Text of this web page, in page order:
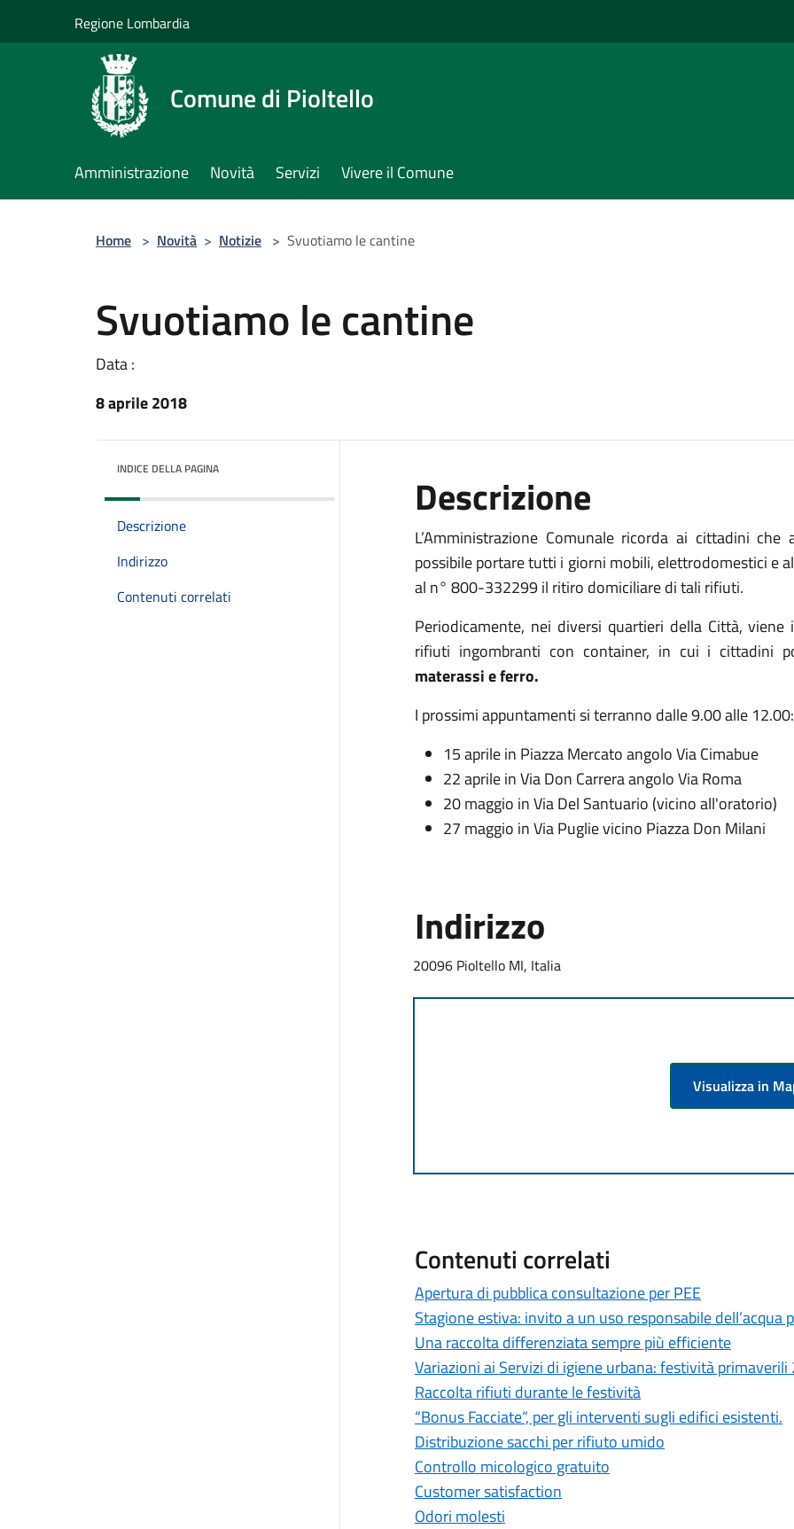
Regione Lombardia
Comune di Pioltello
Amministrazione Novità Servizi Vivere il Comune
Home > Novità > Notizie > Svuotiamo le cantine
Svuotiamo le cantine
Data :
8 aprile 2018
INDICE DELLA PAGINA
Descrizione
Indirizzo
Contenuti correlati
Descrizione
L’Amministrazione Comunale ricorda ai cittadini
possibile portare tutti i giorni mobili, elettrodomestici e
al n° 800-332299 il ritiro domiciliare di tali rifiuti.
Periodicamente, nei diversi quartieri della Città,
rifiuti ingombranti con container, in cui i cittadini
materassi e ferro.
I prossimi appuntamenti si terranno dalle 9.00 alle 12.00:
15 aprile in Piazza Mercato angolo Via Cimabue
22 aprile in Via Don Carrera angolo Via Roma
20 maggio in Via Del Santuario (vicino all'oratorio)
27 maggio in Via Puglie vicino Piazza Don Milani
Indirizzo
20096 Pioltello MI, Italia
Visualizza in
Contenuti correlati
Apertura di pubblica consultazione per PEE
Stagione estiva: invito a un uso responsabile dell’acqua
Una raccolta differenziata sempre più efficiente
Variazioni ai Servizi di igiene urbana: festività primaverili
Raccolta rifiuti durante le festività
“Bonus Facciate“, per gli interventi sugli edifici esistenti.
Distribuzione sacchi per rifiuto umido
Controllo micologico gratuito
Customer satisfaction
Odori molesti